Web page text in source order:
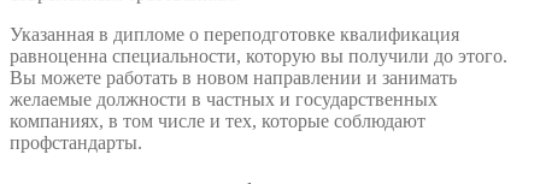
Указанная в дипломе о переподготовке квалификация
равноценна специальности, которую вы получили до этого.
Вы можете работать в новом направлении и занимать
желаемые должности в частных и государственных
компаниях, в том числе и тех, которые соблюдают
профстандарты.